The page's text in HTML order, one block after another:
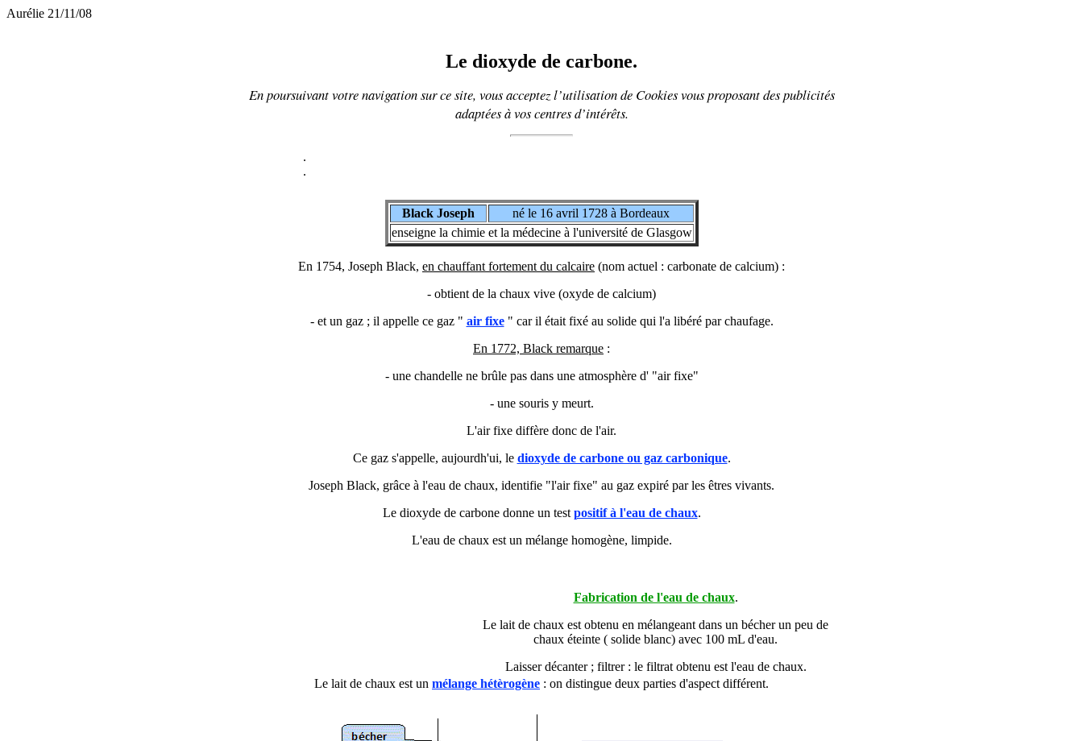
Aurélie 21/11/08
Le dioxyde de carbone.
En poursuivant votre navigation sur ce site, vous acceptez l’utilisation de Cookies vous proposant des publicités
adaptées à vos centres d’intérêts.
.
.
Black Joseph
né le 16 avril 1728 à Bordeaux
enseigne la chimie et la médecine à l'université de Glasgow
En 1754, Joseph Black, en chauffant fortement du calcaire (nom actuel : carbonate de calcium) :
- obtient de la chaux vive (oxyde de calcium)
- et un gaz ; il appelle ce gaz " air fixe" car il était fixé au solide qui l'a libéré par chaufage.
En 1772, Black remarque :
- une chandelle ne brûle pas dans une atmosphère d' "air fixe"
- une souris y meurt.
L'air fixe diffère donc de l'air.
Ce gaz s'appelle, aujourdh'ui, le dioxyde de carbone ou gaz carbonique.
Joseph Black, grâce à l'eau de chaux, identifie "l'air fixe" au gaz expiré par les êtres vivants.
Le dioxyde de carbone donne un test positif à l'eau de chaux.
L'eau de chaux est un mélange homogène, limpide.
Fabrication de l'eau de chaux.
Le lait de chaux est obtenu en mélangeant dans un bécher un peu de
chaux éteinte ( solide blanc) avec 100 mL d'eau.
Laisser décanter ; filtrer : le filtrat obtenu est l'eau de chaux.
Le lait de chaux est un mélange hétèrogène : on distingue deux parties d'aspect différent.